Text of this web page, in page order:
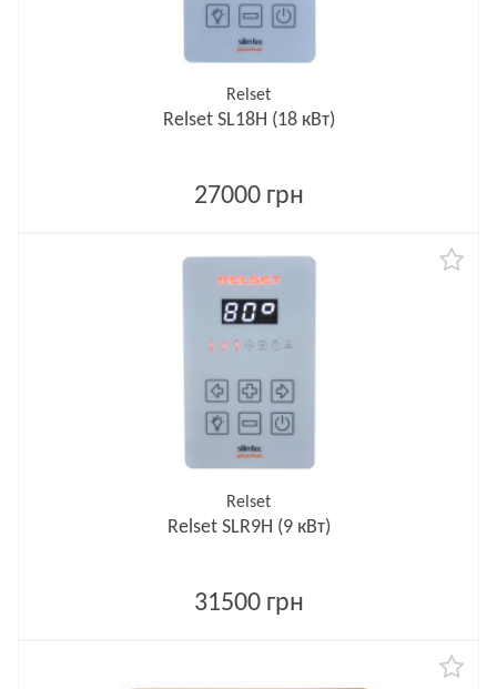
Relset
Relset SL18H (18 кВт)
27000 грн
Relset
Relset SLR9H (9 кВт)
31500 грн